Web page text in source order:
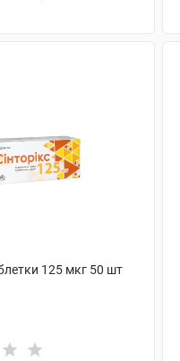
125 мкг 50 шт